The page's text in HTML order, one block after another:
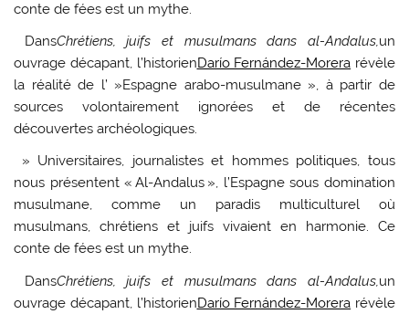
conte de fées est un mythe.
DansChrétiens, juifs et musulmans dans al-Andalus,un
ouvrage décapant, l’historienDarío Fernández-Morera révèle
la réalité de l’ »Espagne arabo-musulmane », à partir de
sources volontairement ignorées et de récentes
découvertes archéologiques.
» Universitaires, journalistes et hommes politiques, tous
nous présentent « Al-Andalus », l’Espagne sous domination
musulmane, comme un paradis multiculturel où
musulmans, chrétiens et juifs vivaient en harmonie. Ce
conte de fées est un mythe.
DansChrétiens, juifs et musulmans dans al-Andalus,un
ouvrage décapant, l’historienDarío Fernández-Morera révèle